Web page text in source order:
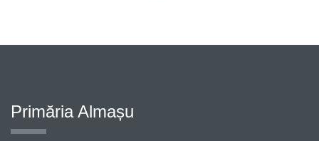
Primăria Almașu